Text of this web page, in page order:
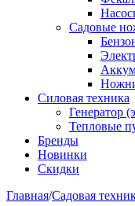
Садовые
Силовая техника
Генератор
Тепловые
Бренды
Новинки
Скидки
Главная/Садовая